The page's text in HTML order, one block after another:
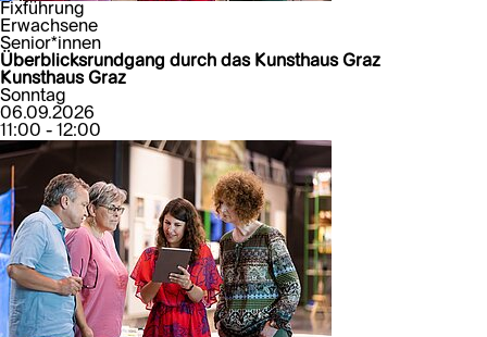
Fixführung
Erwachsene
Senior*innen
Überblicksrundgang durch das Kunsthaus Graz
Kunsthaus Graz
Sonntag
06.09.2026
11:00 - 12:00